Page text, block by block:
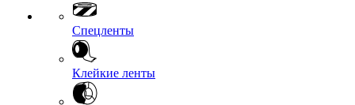
Спецленты
Клейкие ленты